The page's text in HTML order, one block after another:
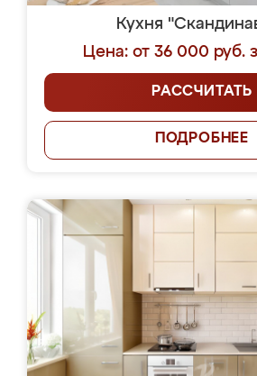
Кухня
Цена: от 36 000 руб.
РАССЧИТАТЬ
ПОДРОБНЕЕ